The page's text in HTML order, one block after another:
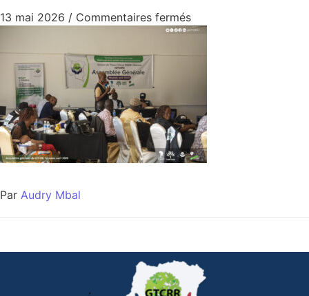
13 mai 2026 / Commentaires fermés
Par Audry Mbal